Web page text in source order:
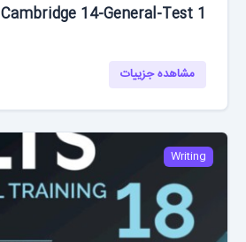
Cambridge 14-General-Test 1
مشاهده جزییات
Writing